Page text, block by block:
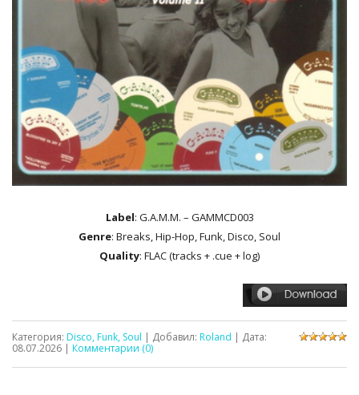
Label: G.A.M.M. – GAMMCD003
Genre: Breaks, Hip-Hop, Funk, Disco, Soul
Quality: FLAC (tracks + .cue + log)
Категория: Disco, Funk, Soul | Добавил: Roland | Дата:
08.07.2026 | Комментарии (0)